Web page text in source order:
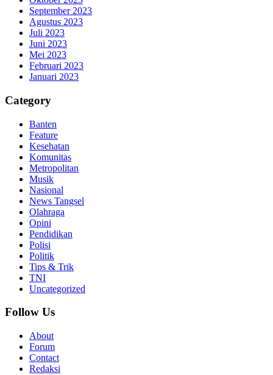
September 2023
Agustus 2023
Juli 2023
Juni 2023
Mei 2023
Februari 2023
Januari 2023
Category
Banten
Feature
Kesehatan
Komunitas
Metropolitan
Musik
Nasional
News Tangsel
Olahraga
Opini
Pendidikan
Polisi
Politik
Tips & Trik
TNI
Uncategorized
Follow Us
About
Forum
Contact
Redaksi